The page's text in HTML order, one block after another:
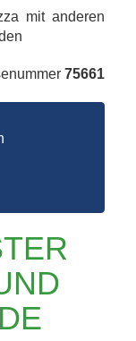
mit anderen
75661